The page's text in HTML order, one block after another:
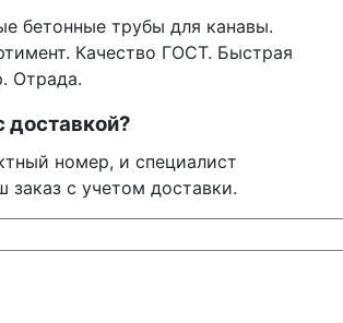
бетонные трубы для канавы.
Качество ГОСТ. Быстрая
Отрада.
доставкой?
номер, и специалист
заказ с учетом доставки.